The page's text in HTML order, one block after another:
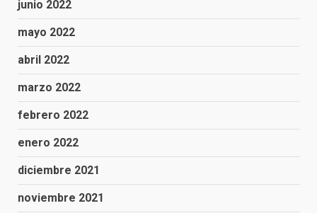
junio 2022
mayo 2022
abril 2022
marzo 2022
febrero 2022
enero 2022
diciembre 2021
noviembre 2021